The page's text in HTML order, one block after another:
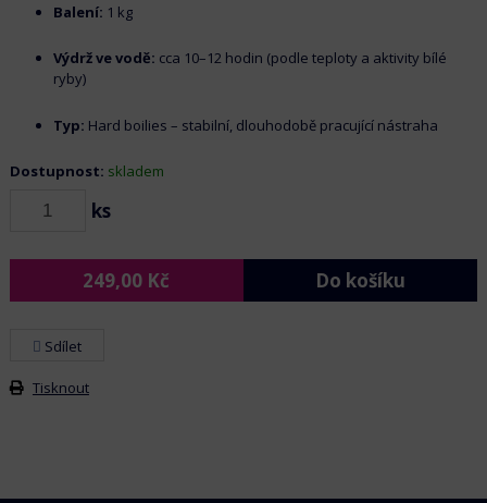
Balení: 1 kg
Výdrž ve vodě: cca 10–12 hodin (podle teploty a aktivity bílé
ryby)
Typ: Hard boilies – stabilní, dlouhodobě pracující nástraha
Dostupnost: skladem
ks
249,00 Kč Do košíku
Sdílet
Tisknout